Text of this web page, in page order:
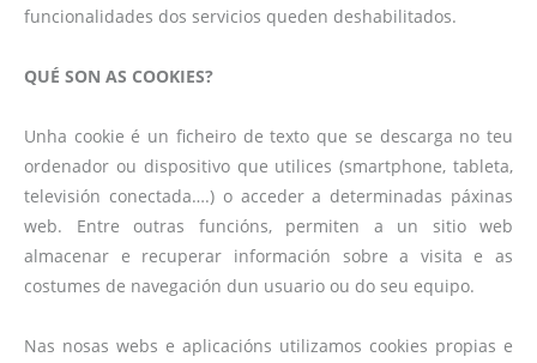
funcionalidades dos servicios queden deshabilitados.
QUÉ SON AS COOKIES?
Unha cookie é un ficheiro de texto que se descarga no teu
ordenador ou dispositivo que utilices (smartphone, tableta,
televisión conectada….) o acceder a determinadas páxinas
web. Entre outras funcións, permiten a un sitio web
almacenar e recuperar información sobre a visita e as
costumes de navegación dun usuario ou do seu equipo.
Nas nosas webs e aplicacións utilizamos cookies propias e